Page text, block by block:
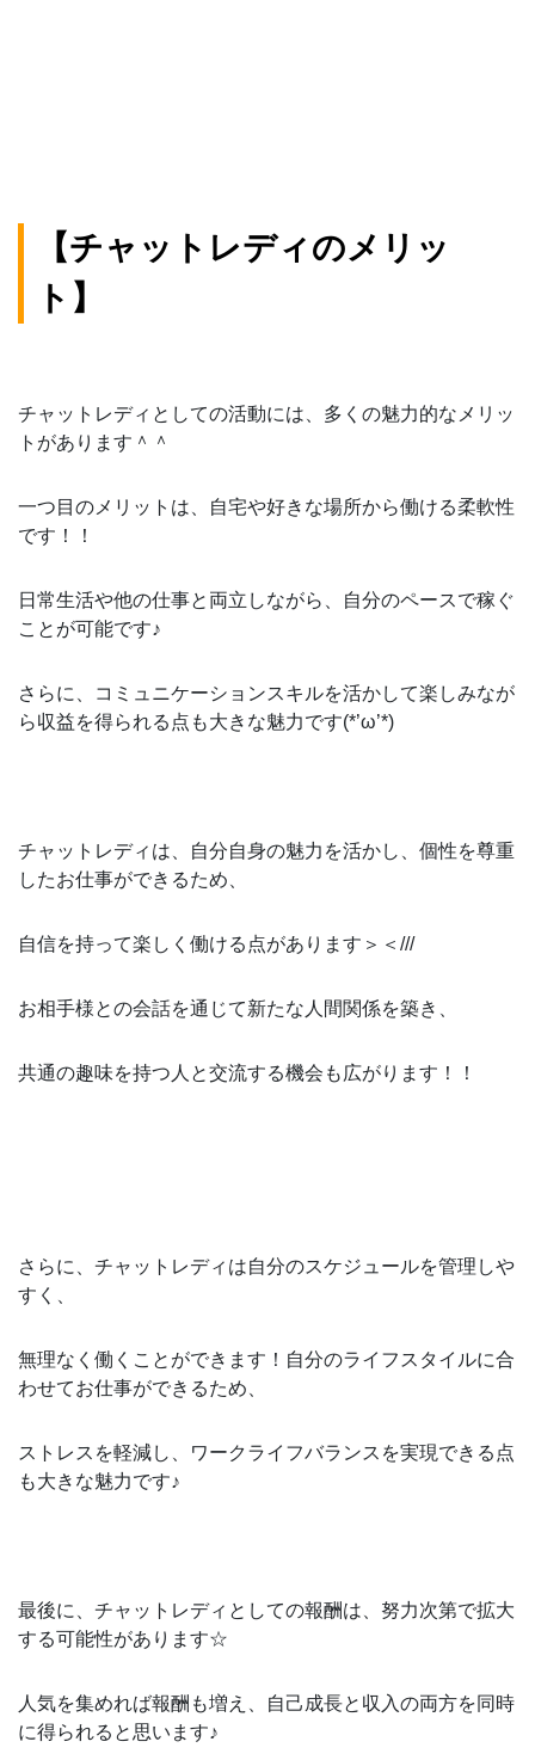
【チャットレディのメリッ
ト】
チャットレディとしての活動には、多くの魅力的なメリッ
トがあります＾＾
一つ目のメリットは、自宅や好きな場所から働ける柔軟性
です！！
日常生活や他の仕事と両立しながら、自分のペースで稼ぐ
ことが可能です♪
さらに、コミュニケーションスキルを活かして楽しみなが
ら収益を得られる点も大きな魅力です(*’ω’*)
チャットレディは、自分自身の魅力を活かし、個性を尊重
したお仕事ができるため、
自信を持って楽しく働ける点があります＞＜///
お相手様との会話を通じて新たな人間関係を築き、
共通の趣味を持つ人と交流する機会も広がります！！
さらに、チャットレディは自分のスケジュールを管理しや
すく、
無理なく働くことができます！自分のライフスタイルに合
わせてお仕事ができるため、
ストレスを軽減し、ワークライフバランスを実現できる点
も大きな魅力です♪
最後に、チャットレディとしての報酬は、努力次第で拡大
する可能性があります☆
人気を集めれば報酬も増え、自己成長と収入の両方を同時
に得られると思います♪